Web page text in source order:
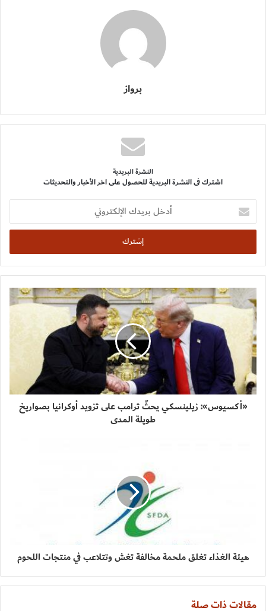
برواز
النشرة البريدية
اشترك فى النشرة البريدية للحصول على اخر الأخبار والتحديثات
أدخل
بريدك
الإلكتروني
«أكسيوس»: زيلينسكي يحثّ ترامب على تزويد أوكرانيا بصواريخ
طويلة المدى
هيئة الغذاء تغلق ملحمة مخالفة تغش وتتلاعب في منتجات اللحوم
مقالات ذات صلة